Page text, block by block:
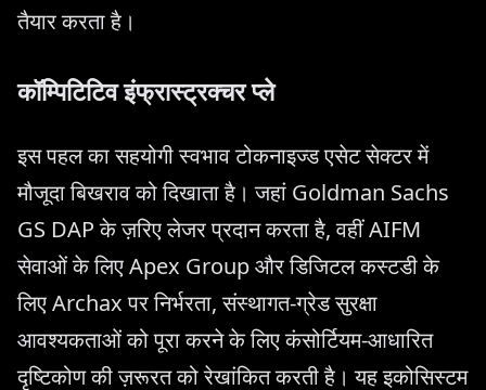
तैयार करता है।
कॉम्पिटिटिव इंफ्रास्ट्रक्चर प्ले
इस पहल का सहयोगी स्वभाव टोकनाइज्ड एसेट सेक्टर में
मौजूदा बिखराव को दिखाता है। जहां Goldman Sachs
GS DAP के ज़रिए लेजर प्रदान करता है, वहीं AIFM
सेवाओं के लिए Apex Group और डिजिटल कस्टडी के
लिए Archax पर निर्भरता, संस्थागत-ग्रेड सुरक्षा
आवश्यकताओं को पूरा करने के लिए कंसोर्टियम-आधारित
दृष्टिकोण की ज़रूरत को रेखांकित करती है। यह इकोसिस्टम